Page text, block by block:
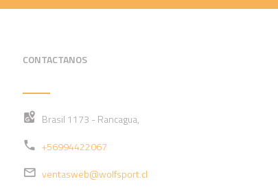
CONTACTANOS
Brasil 1173 - Rancagua,
+56994422067
ventasweb@wolfsport.cl